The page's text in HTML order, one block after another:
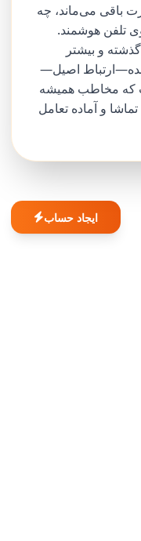
باقی می‌ماند، چه
تلفن هوشمند.
و بیشتر
اصیل—
که مخاطب همیشه
و آماده تعامل
ایجاد حساب